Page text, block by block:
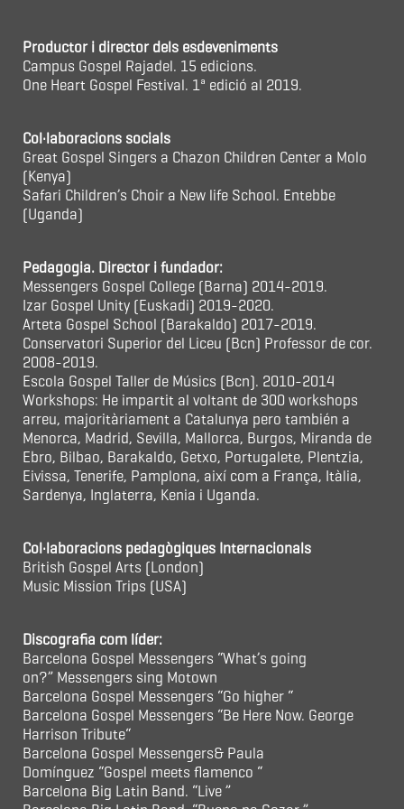
Productor i director dels esdeveniments
Campus Gospel Rajadel. 15 edicions.
One Heart Gospel Festival. 1ª edició al 2019.
Col·laboracions socials
Great Gospel Singers a Chazon Children Center a Molo
(Kenya)
Safari Children’s Choir a New life School. Entebbe
(Uganda)
Pedagogia. Director i fundador:
Messengers Gospel College (Barna) 2014-2019.
Izar Gospel Unity (Euskadi) 2019-2020.
Arteta Gospel School (Barakaldo) 2017-2019.
Conservatori Superior del Liceu (Bcn) Professor de cor.
2008-2019.
Escola Gospel Taller de Músics (Bcn). 2010-2014
Workshops: He impartit al voltant de 300 workshops
arreu, majoritàriament a Catalunya pero también a
Menorca, Madrid, Sevilla, Mallorca, Burgos, Miranda de
Ebro, Bilbao, Barakaldo, Getxo, Portugalete, Plentzia,
Eivissa, Tenerife, Pamplona, així com a França, Itàlia,
Sardenya, Inglaterra, Kenia i Uganda.
Col·laboracions pedagògiques Internacionals
British Gospel Arts (London)
Music Mission Trips (USA)
Discografia com líder:
Barcelona Gospel Messengers “What’s going
on?” Messengers sing Motown
Barcelona Gospel Messengers “Go higher “
Barcelona Gospel Messengers “Be Here Now. George
Harrison Tribute“
Barcelona Gospel Messengers& Paula
Domínguez “Gospel meets flamenco “
Barcelona Big Latin Band. “Live ”